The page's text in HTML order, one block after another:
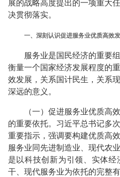
展的战略高度提出的一项重大
决贯彻落实。
一、深刻认识促进服务业优质高效
服务业是国民经济的重要组
衡量一个国家经济发展程度的
效发展，关系国计民生，关系
深远的意义。
（一）促进服务业优质高效
的重要依托。习近平总书记多
重要指示，强调要构建优质高
服务业同先进制造业、现代农
是以科技创新为引领、实体
干、现代服务业为依托的完整